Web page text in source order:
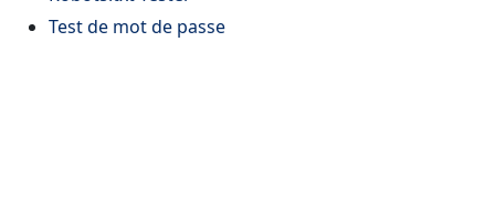
Test de mot de passe